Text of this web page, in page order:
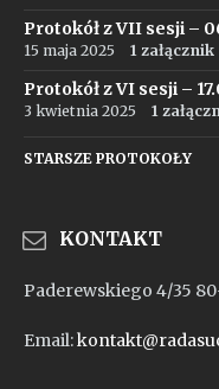
Protokół z VII sesji –
15 maja 2025 1 załącznik
Protokół z VI sesji –
3 kwietnia 2025 1
STARSZE PROTOKOŁY
KONTAKT
Paderewskiego 4/35
Email: